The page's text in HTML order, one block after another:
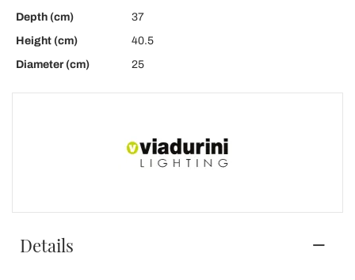
Depth (cm)
37
Height (cm)
40.5
Diameter (cm)
25
Details